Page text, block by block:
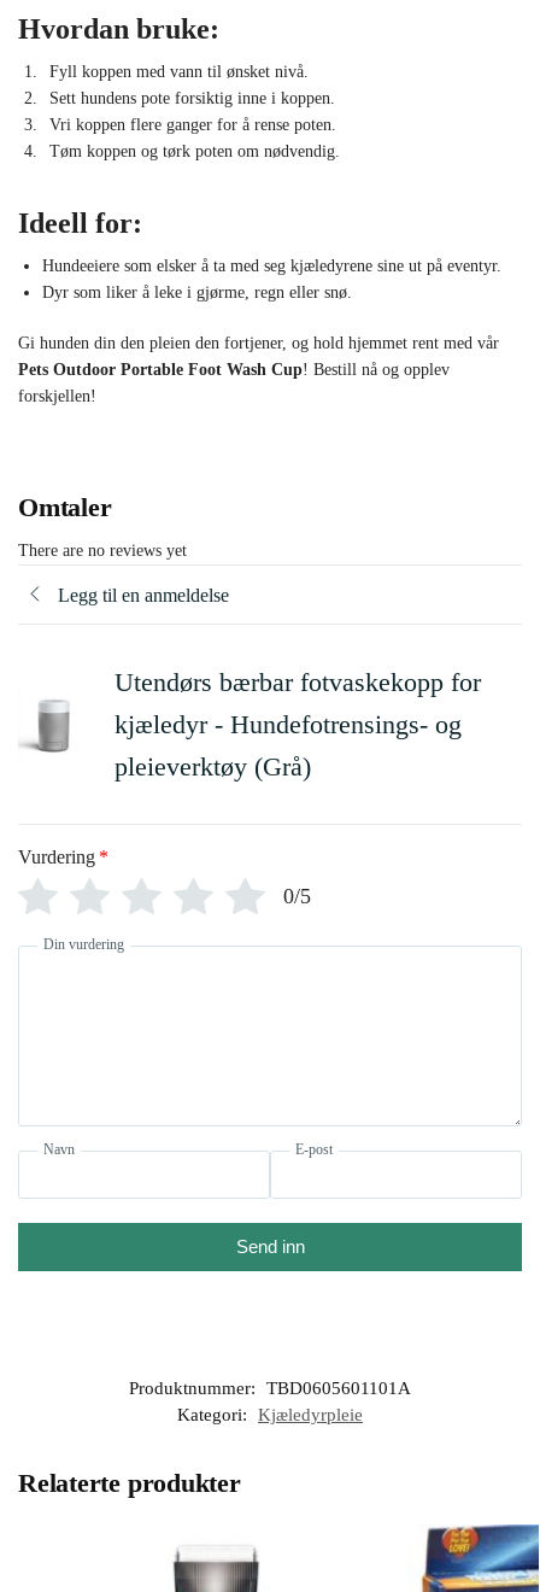
Hvordan bruke:
Fyll koppen med vann til ønsket nivå.
Sett hundens pote forsiktig inne i koppen.
Vri koppen flere ganger for å rense poten.
Tøm koppen og tørk poten om nødvendig.
Ideell for:
Hundeeiere som elsker å ta med seg kjæledyrene sine ut på eventyr.
Dyr som liker å leke i gjørme, regn eller snø.
Gi hunden din den pleien den fortjener, og hold hjemmet rent med vår
Pets Outdoor Portable Foot Wash Cup! Bestill nå og opplev
forskjellen!
Omtaler
There are no reviews yet
Legg til en anmeldelse
Utendørs bærbar fotvaskekopp for
kjæledyr - Hundefotrensings- og
pleieverktøy (Grå)
Vurdering *
0/5
Din vurdering
Navn E-post
Send inn
Produktnummer:
TBD0605601101A
Kategori:
Kjæledyrpleie
Relaterte produkter